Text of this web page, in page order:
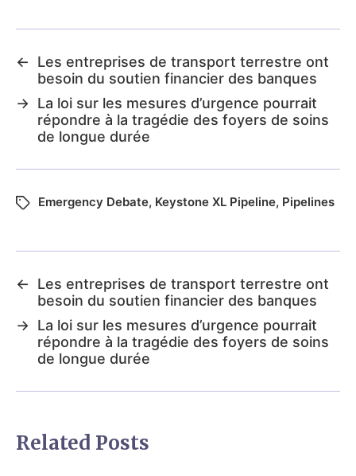
←
Les entreprises de transport terrestre ont
besoin du soutien financier des banques
→ La loi sur les mesures d’urgence pourrait
répondre à la tragédie des foyers de soins
de longue durée
Emergency Debate, Keystone XL Pipeline, Pipelines
←
Les entreprises de transport terrestre ont
besoin du soutien financier des banques
→ La loi sur les mesures d’urgence pourrait
répondre à la tragédie des foyers de soins
de longue durée
Related Posts